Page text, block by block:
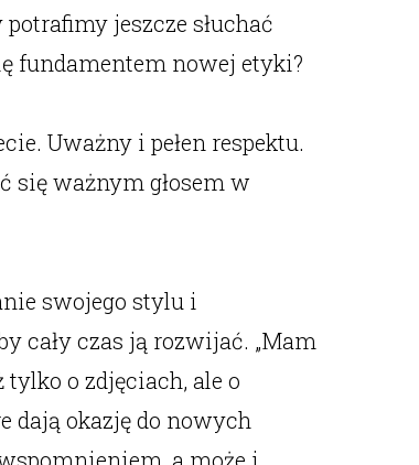
jeszcze słuchać
fundamentem nowej etyki?
Uważny i pełen respektu.
się ważnym głosem w
swojego stylu i
cały czas ją rozwijać. „Mam
o zdjęciach, ale o
okazję do nowych